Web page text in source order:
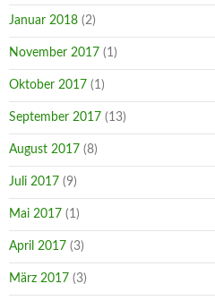
Januar 2018 (2)
November 2017 (1)
Oktober 2017 (1)
September 2017 (13)
August 2017 (8)
Juli 2017 (9)
Mai 2017 (1)
April 2017 (3)
März 2017 (3)